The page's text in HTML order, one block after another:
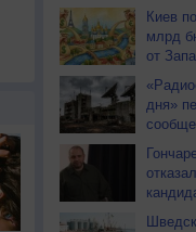
НОВОСТИ Киев
млрд
от
дня»